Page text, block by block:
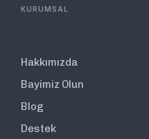
KURUMSAL
Hakkımızda
Bayimiz Olun
Blog
Destek